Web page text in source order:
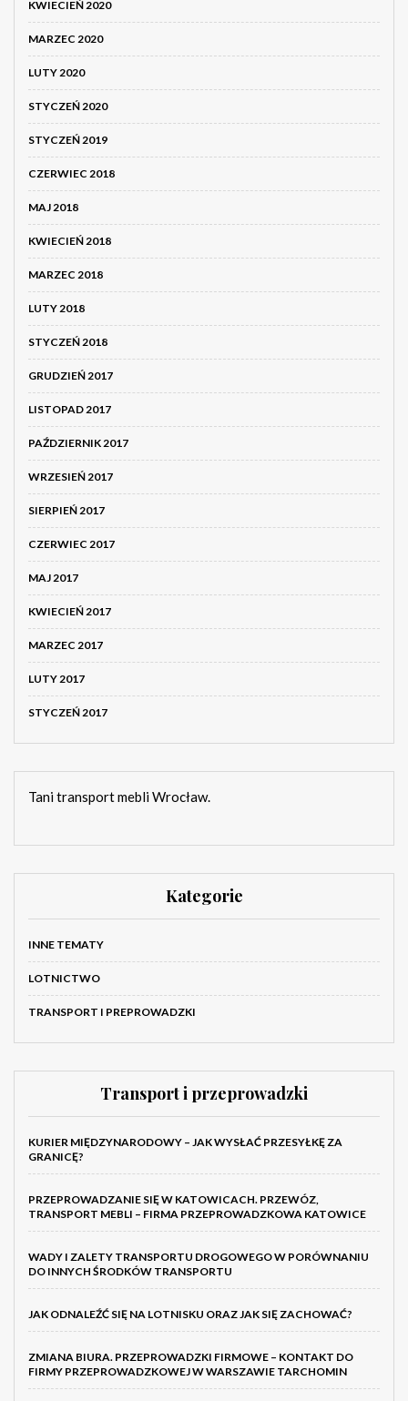
KWIECIEŃ 2020
MARZEC 2020
LUTY 2020
STYCZEŃ 2020
STYCZEŃ 2019
CZERWIEC 2018
MAJ 2018
KWIECIEŃ 2018
MARZEC 2018
LUTY 2018
STYCZEŃ 2018
GRUDZIEŃ 2017
LISTOPAD 2017
PAŹDZIERNIK 2017
WRZESIEŃ 2017
SIERPIEŃ 2017
CZERWIEC 2017
MAJ 2017
KWIECIEŃ 2017
MARZEC 2017
LUTY 2017
STYCZEŃ 2017
Tani transport mebli Wrocław.
Kategorie
INNE TEMATY
LOTNICTWO
TRANSPORT I PREPROWADZKI
Transport i przeprowadzki
KURIER MIĘDZYNARODOWY – JAK WYSŁAĆ PRZESYŁKĘ ZA
GRANICĘ?
PRZEPROWADZANIE SIĘ W KATOWICACH. PRZEWÓZ,
TRANSPORT MEBLI – FIRMA PRZEPROWADZKOWA KATOWICE
WADY I ZALETY TRANSPORTU DROGOWEGO W PORÓWNANIU
DO INNYCH ŚRODKÓW TRANSPORTU
JAK ODNALEŹĆ SIĘ NA LOTNISKU ORAZ JAK SIĘ ZACHOWAĆ?
ZMIANA BIURA. PRZEPROWADZKI FIRMOWE – KONTAKT DO
FIRMY PRZEPROWADZKOWEJ W WARSZAWIE TARCHOMIN